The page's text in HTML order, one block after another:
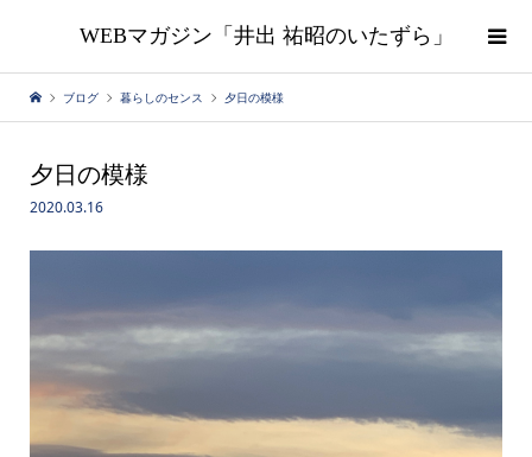
WEBマガジン「井出 祐昭のいたずら」
ブログ 暮らしのセンス 夕日の模様
夕日の模様
2020.03.16